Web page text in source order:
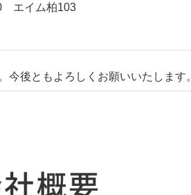
エイム柏103
今後ともよろしくお願いいたします